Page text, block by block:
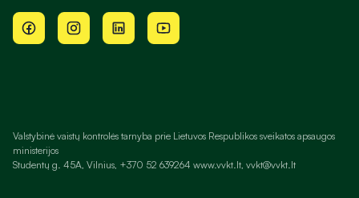
Valstybinė vaistų kontrolės tarnyba prie Lietuvos Respublikos sveikatos apsaugos
ministerijos
Studentų g. 45A, Vilnius, +370 52 639264 www.vvkt.lt, vvkt@vvkt.lt